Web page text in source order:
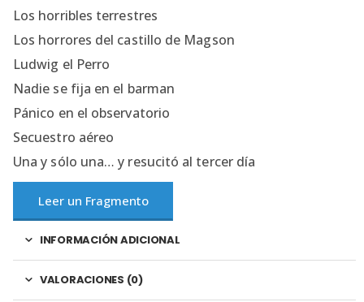
Los horribles terrestres
Los horrores del castillo de Magson
Ludwig el Perro
Nadie se fija en el barman
Pánico en el observatorio
Secuestro aéreo
Una y sólo una… y resucitó al tercer día
Leer un Fragmento
INFORMACIÓN ADICIONAL
VALORACIONES (0)